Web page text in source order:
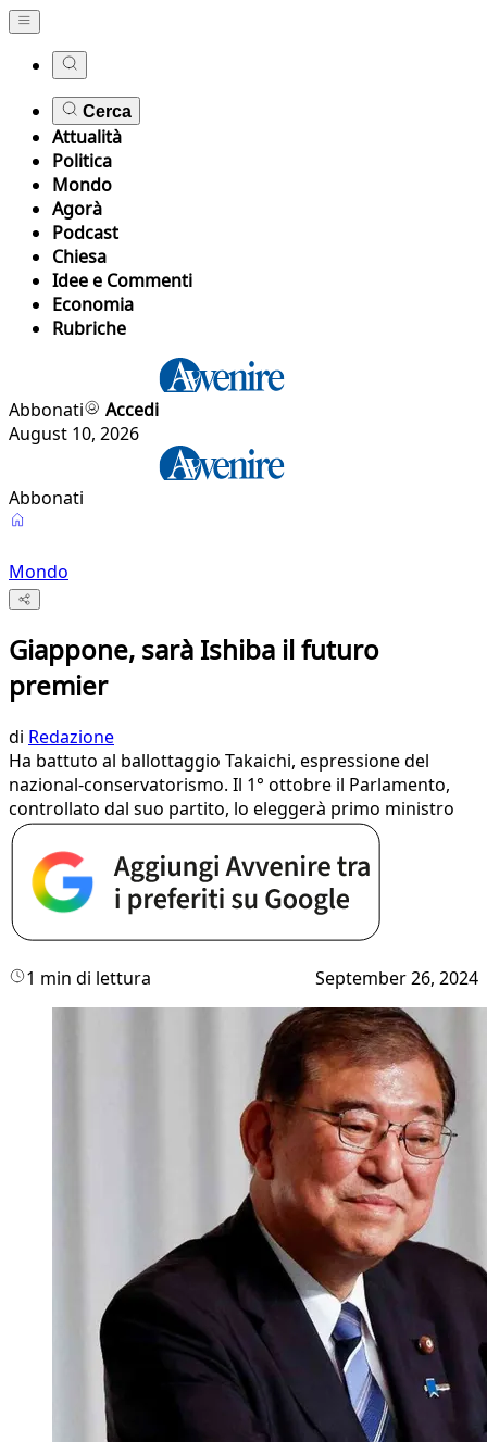
Cerca
Attualità
Politica
Mondo
Agorà
Podcast
Chiesa
Idee e Commenti
Economia
Rubriche
Abbonati
Accedi
August 10, 2026
Abbonati
Mondo
Giappone, sarà Ishiba il futuro
premier
di Redazione
Ha battuto al ballottaggio Takaichi, espressione del
nazional-conservatorismo. Il 1° ottobre il Parlamento,
controllato dal suo partito, lo eleggerà primo ministro
1 min di lettura September 26, 2024